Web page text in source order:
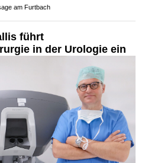
am Furtbach
führt
in der Urologie ein